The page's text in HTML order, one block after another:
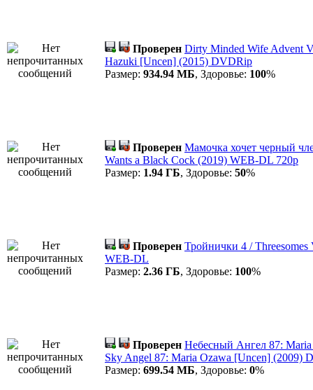
Проверен Dirty Minded Wife Advent
Hazuki [Uncen] (2015) DVDRip
Размер: 934.94 МБ, Здоровье: 100%
Проверен Мамочка хочет черный
Wants a Black Cock (2019) WEB-DL 720p
Размер: 1.94 ГБ, Здоровье: 50%
Проверен Тройнички 4 / Threesomes
WEB-DL
Размер: 2.36 ГБ, Здоровье: 100%
Проверен Небесный Ангел 87: Maria
Sky Angel 87: Maria Ozawa [Uncen] (2009)
Размер: 699.54 МБ, Здоровье: 0%